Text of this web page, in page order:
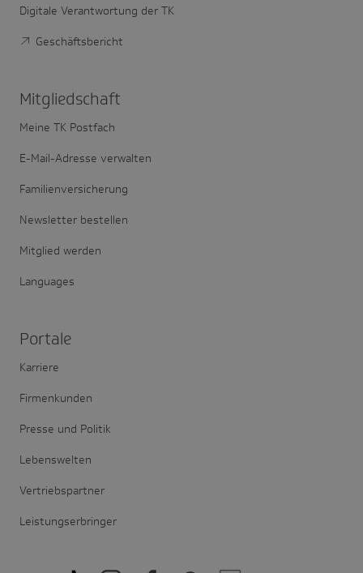
Digitale Verantwortung der TK
Geschäftsbericht
Mitglied­schaft
Meine TK Postfach
E-Mail-Adresse verwalten
Familienversicherung
Newsletter bestellen
Mitglied werden
Languages
Portale
Karriere
Firmenkunden
Presse und Politik
Lebenswelten
Vertriebspartner
Leistungserbringer